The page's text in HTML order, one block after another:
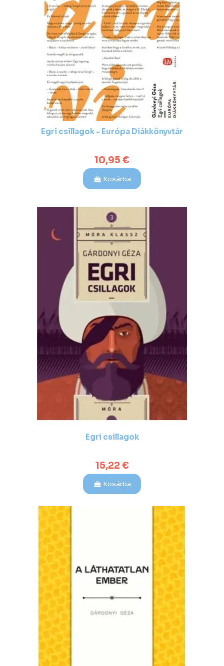
Egri csillagok - Európa Diákkönyvtár
10,95 €
Kosárba
Egri csillagok
15,22 €
Kosárba